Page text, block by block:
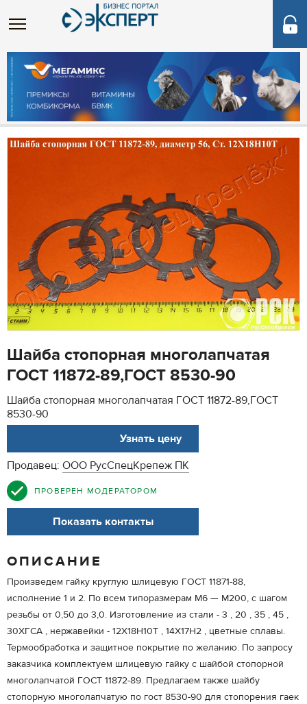
Шайба стопорная многолапчатая
ГОСТ 11872-89,ГОСТ 8530-90
Шайба стопорная многолапчатая ГОСТ 11872-89,ГОСТ
8530-90
Узнать цену
Продавец: ООО РусСпецКрепеж ПК
ПРОВЕРЕН МОДЕРАТОРОМ
Показать контакты
ОПИСАНИЕ
Произведем гайку круглую шлицевую ГОСТ 11871-88,
исполнение 1 и 2. По всем типоразмерам М6 — М200, с шагом
резьбы от 0,50 до 3,0. Изготовление из стали - 3 , 20 , 35 , 45 ,
30ХГСА , нержавейки - 12Х18Н10Т , 14Х17Н2 , цветные сплавы.
Термообработка и защитное покрытие по желанию. По запросу
заказчика комплектуем шлицевую гайку с шайбой стопорной
многолапчатой ГОСТ 11872-89. Предлагаем также шайбу
стопорную многолапчатую по гост 8530-90 для стопорения гаек